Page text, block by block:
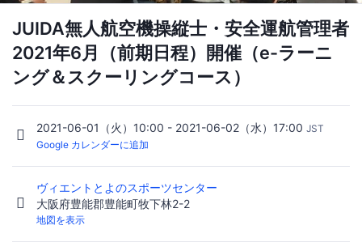
JUIDA無人航空機操縦士・安全運航管理者
2021年6月（前期日程）開催（e-ラーニ
ング＆スクーリングコース）
2021-06-01（火）10:00 - 2021-06-02（水）17:00 JST
Google カレンダーに追加
ヴィエントとよのスポーツセンター
大阪府豊能郡豊能町牧下林2-2
地図を表示